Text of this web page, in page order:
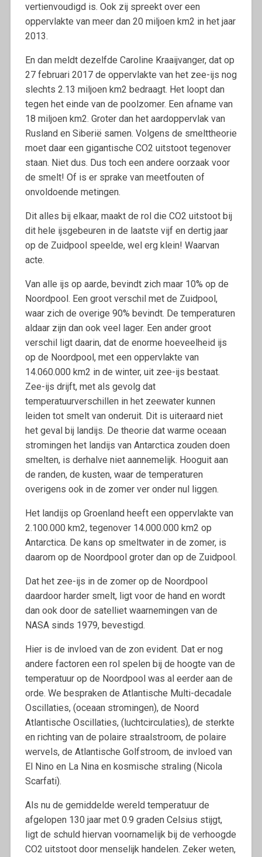
vertienvoudigd is. Ook zij spreekt over een
oppervlakte van meer dan 20 miljoen km2 in het jaar
2013.
En dan meldt dezelfde Caroline Kraaijvanger, dat op
27 februari 2017 de oppervlakte van het zee-ijs nog
slechts 2.13 miljoen km2 bedraagt. Het loopt dan
tegen het einde van de poolzomer. Een afname van
18 miljoen km2. Groter dan het aardoppervlak van
Rusland en Siberië samen. Volgens de smelttheorie
moet daar een gigantische CO2 uitstoot tegenover
staan. Niet dus. Dus toch een andere oorzaak voor
de smelt! Of is er sprake van meetfouten of
onvoldoende metingen.
Dit alles bij elkaar, maakt de rol die CO2 uitstoot bij
dit hele ijsgebeuren in de laatste vijf en dertig jaar
op de Zuidpool speelde, wel erg klein! Waarvan
acte.
Van alle ijs op aarde, bevindt zich maar 10% op de
Noordpool. Een groot verschil met de Zuidpool,
waar zich de overige 90% bevindt. De temperaturen
aldaar zijn dan ook veel lager. Een ander groot
verschil ligt daarin, dat de enorme hoeveelheid ijs
op de Noordpool, met een oppervlakte van
14.060.000 km2 in de winter, uit zee-ijs bestaat.
Zee-ijs drijft, met als gevolg dat
temperatuurverschillen in het zeewater kunnen
leiden tot smelt van onderuit. Dit is uiteraard niet
het geval bij landijs. De theorie dat warme oceaan
stromingen het landijs van Antarctica zouden doen
smelten, is derhalve niet aannemelijk. Hooguit aan
de randen, de kusten, waar de temperaturen
overigens ook in de zomer ver onder nul liggen.
Het landijs op Groenland heeft een oppervlakte van
2.100.000 km2, tegenover 14.000.000 km2 op
Antarctica. De kans op smeltwater in de zomer, is
daarom op de Noordpool groter dan op de Zuidpool.
Dat het zee-ijs in de zomer op de Noordpool
daardoor harder smelt, ligt voor de hand en wordt
dan ook door de satelliet waarnemingen van de
NASA sinds 1979, bevestigd.
Hier is de invloed van de zon evident. Dat er nog
andere factoren een rol spelen bij de hoogte van de
temperatuur op de Noordpool was al eerder aan de
orde. We bespraken de Atlantische Multi-decadale
Oscillaties, (oceaan stromingen), de Noord
Atlantische Oscillaties, (luchtcirculaties), de sterkte
en richting van de polaire straalstroom, de polaire
wervels, de Atlantische Golfstroom, de invloed van
El Nino en La Nina en kosmische straling (Nicola
Scarfati).
Als nu de gemiddelde wereld temperatuur de
afgelopen 130 jaar met 0.9 graden Celsius stijgt,
ligt de schuld hiervan voornamelijk bij de verhoogde
CO2 uitstoot door menselijk handelen. Zeker weten,